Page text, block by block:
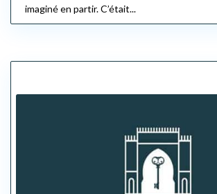
imaginé en partir. C’était...